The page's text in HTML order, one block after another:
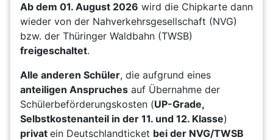
Ab dem 01. August 2026 wird die Chipkarte dann
wieder von der Nahverkehrsgesellschaft (NVG)
bzw. der Thüringer Waldbahn (TWSB)
freigeschaltet.
Alle anderen Schüler, die aufgrund eines
anteiligen Anspruches auf Übernahme der
Schülerbeförderungskosten (UP-Grade,
Selbstkostenanteil in der 11. und 12. Klasse)
privat ein Deutschlandticket bei der NVG/TWSB